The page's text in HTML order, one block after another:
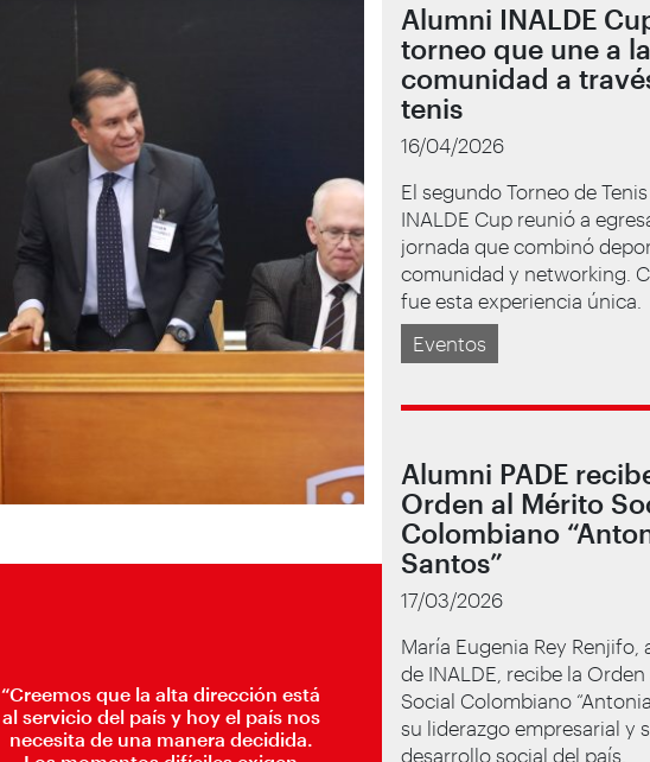
“Creemos que la alta dirección está
al servicio del país y hoy el país nos
necesita de una manera decidida.
Alumni INALDE
torneo que une a la
comunidad a
tenis
16/04/2026
El segundo Torneo de
INALDE Cup reunió a
jornada que combinó
comunidad y networking.
fue esta experiencia única.
Eventos
Alumni PADE
Orden al Mérito
Colombiano
Santos”
17/03/2026
María Eugenia Rey Renjifo,
de INALDE, recibe la
Social Colombiano
su liderazgo empresarial y
desarrollo social del país.